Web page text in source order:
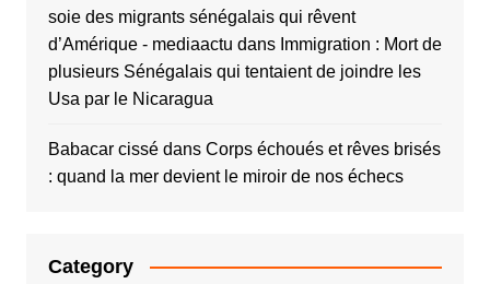
soie des migrants sénégalais qui rêvent
d’Amérique - mediaactu dans Immigration : Mort de
plusieurs Sénégalais qui tentaient de joindre les
Usa par le Nicaragua
Babacar cissédans Corps échoués et rêves brisés
: quand la mer devient le miroir de nos échecs
Category